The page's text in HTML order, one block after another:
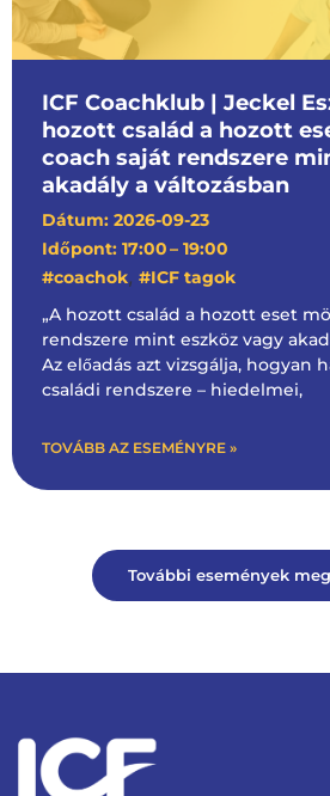
ICF Coachklub | Jeckel
hozott család a hozott
coach saját rendszere
akadály a változásban
Dátum: 2026-09-23
Időpont: 17:00– 19:00
#coachok, #ICF tagok
„A hozott család a hozott eset
rendszere mint eszköz vagy
Az előadás azt vizsgálja, hogyan
családi rendszere – hiedelmei,
TOVÁBB AZ ESEMÉNYRE »
További események